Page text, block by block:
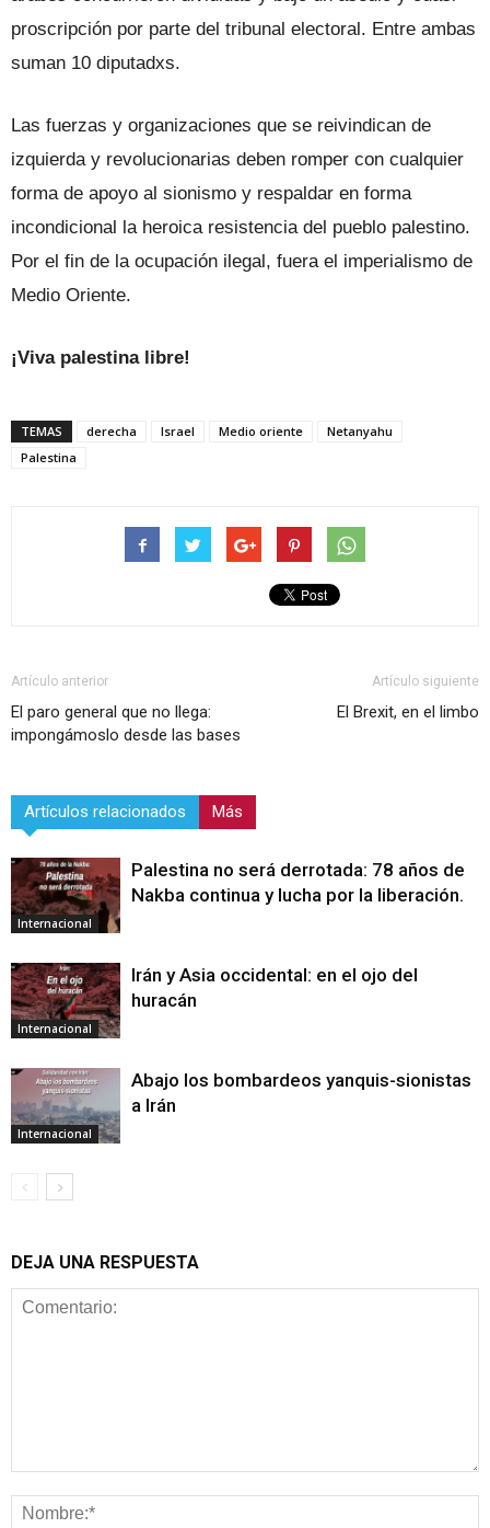
proscripción por parte del tribunal electoral. Entre ambas
suman 10 diputadxs.
Las fuerzas y organizaciones que se reivindican de
izquierda y revolucionarias deben romper con cualquier
forma de apoyo al sionismo y respaldar en forma
incondicional la heroica resistencia del pueblo palestino.
Por el fin de la ocupación ilegal, fuera el imperialismo de
Medio Oriente.
¡Viva palestina libre!
TEMAS derecha Israel Medio oriente
Netanyahu
Palestina
Artículo anterior
El paro general que no llega:
impongámoslo desde las bases
Artículo siguiente
El Brexit, en el limbo
Artículos relacionados Más
Internacional
Palestina no será derrotada: 78 años de
Nakba continua y lucha por la liberación.
Internacional
Irán y Asia occidental: en el ojo del
huracán
Internacional
Abajo los bombardeos yanquis-sionistas
a Irán
DEJA UNA RESPUESTA